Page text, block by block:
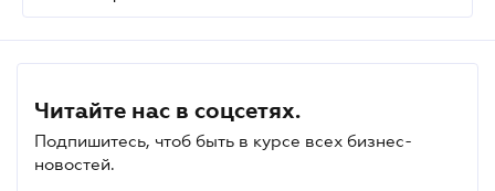
Читайте нас в соцсетях.
Подпишитесь, чтоб быть в курсе всех бизнес-
новостей.